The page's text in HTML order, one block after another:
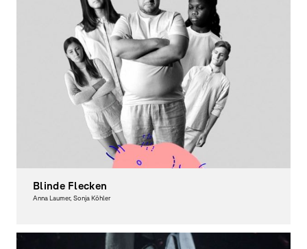
Blinde Flecken
Anna Laumer, Sonja Köhler